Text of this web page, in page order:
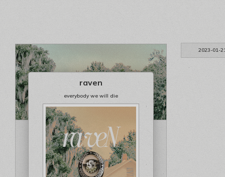
2023-01-
raven
everybody we will die